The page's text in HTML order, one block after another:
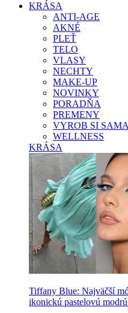
KRÁSA
ANTI-AGE
AKNÉ
PLEŤ
TELO
VLASY
NECHTY
MAKE-UP
NOVINKY
PORADŇA
PREMENY
VYROB SI SAMA
WELLNESS
KRÁSA
Tiffany Blue: Najväčší
ikonickú pastelovú